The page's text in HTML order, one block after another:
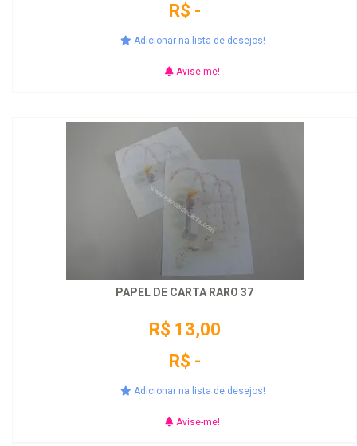
R$ -
Adicionar na lista de desejos!
Avise-me!
PAPEL DE CARTA RARO 37
R$ 13,00
R$ -
Adicionar na lista de desejos!
Avise-me!